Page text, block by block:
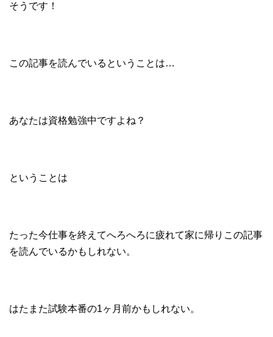
そうです！
この記事を読んでいるということは…
あなたは資格勉強中ですよね？
ということは
たった今仕事を終えてへろへろに疲れて家に帰りこの記事
を読んでいるかもしれない。
はたまた試験本番の1ヶ月前かもしれない。